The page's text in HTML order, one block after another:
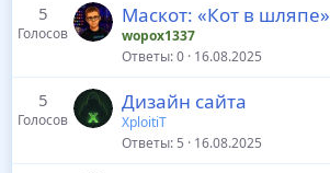
5
Голосов
Маскот: «Кот в шляпе»
wopox1337
Ответы 0 16.08.2025
5
Голосов
Дизайн сайта
XploitiT
Ответы 5 16.08.2025